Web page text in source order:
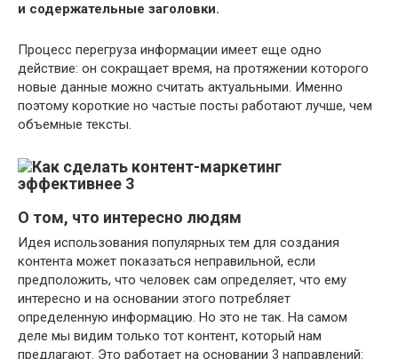
и содержательные заголовки.
Процесс перегруза информации имеет еще одно
действие: он сокращает время, на протяжении которого
новые данные можно считать актуальными. Именно
поэтому короткие но частые посты работают лучше, чем
объемные тексты.
О том, что интересно людям
Идея использования популярных тем для создания
контента может показаться неправильной, если
предположить, что человек сам определяет, что ему
интересно и на основании этого потребляет
определенную информацию. Но это не так. На самом
деле мы видим только тот контент, который нам
предлагают. Это работает на основании 3 направлений: